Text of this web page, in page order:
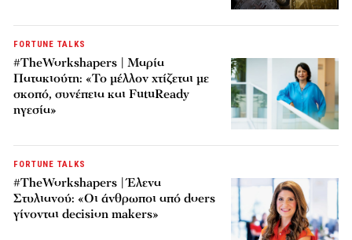
FORTUNE TALKS
#TheWorkshapers | Μαρία
Πατακιούτη: «Το μέλλον χτίζεται με
σκοπό, συνέπεια και FutuReady
ηγεσία»
FORTUNE TALKS
#TheWorkshapers | Έλενα
Στυλιανού: «Οι άνθρωποι από doers
γίνονται decision makers»